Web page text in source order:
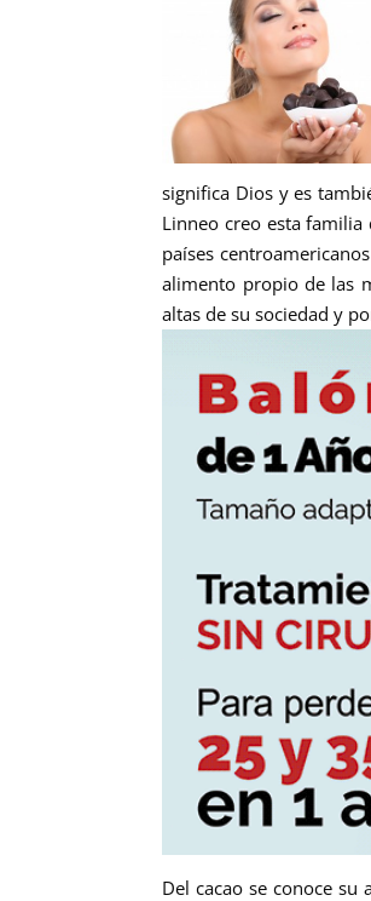
significa Dios y es
Linneo creo esta
países
alimento propio de las
altas de su sociedad y
Del cacao se conoce